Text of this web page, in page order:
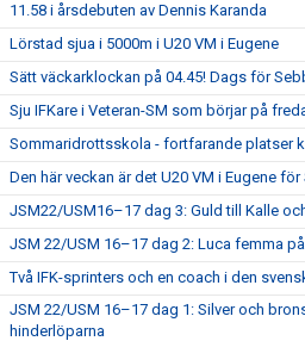
11.58 i årsdebuten av Dennis Karanda
Lörstad sjua i 5000m i U20 VM i Eugene
Sätt väckarklockan på 04.45! Dags för
Sju IFKare i Veteran-SM som börjar på
Sommaridrottsskola - fortfarande platser
Den här veckan är det U20 VM i Eugene för
JSM22/USM16–17 dag 3: Guld till Kalle
JSM 22/USM 16–17 dag 2: Luca femma
Två IFK-sprinters och en coach i den
JSM 22/USM 16–17 dag 1: Silver och brons
hinderlöparna